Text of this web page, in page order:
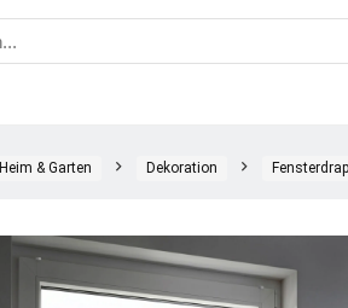
Heim & Garten Dekoration